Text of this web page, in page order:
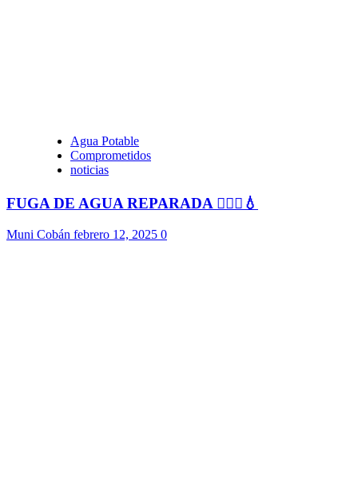
Agua Potable
Comprometidos
noticias
FUGA DE AGUA REPARADA 👷🏻‍♂️💧
Muni Cobán febrero 12, 2025 0